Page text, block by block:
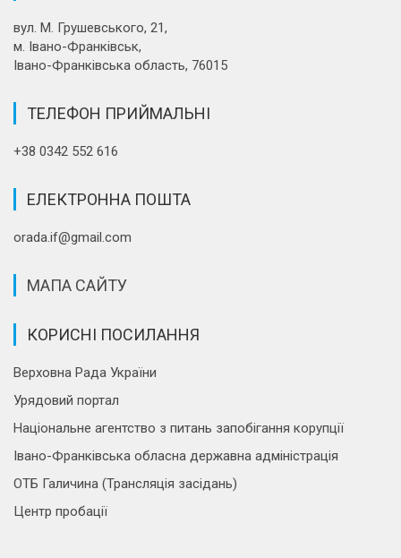
вул. М. Грушевського, 21,
м. Івано-Франківськ,
Івано-Франківська область, 76015
ТЕЛЕФОН ПРИЙМАЛЬНІ
+38 0342 552 616
ЕЛЕКТРОННА ПОШТА
orada.if@gmail.com
МАПА САЙТУ
КОРИСНІ ПОСИЛАННЯ
Верховна Рада України
Урядовий портал
Національне агентство з питань запобігання корупції
Івано-Франківська обласна державна адміністрація
ОТБ Галичина (Трансляція засідань)
Центр пробації